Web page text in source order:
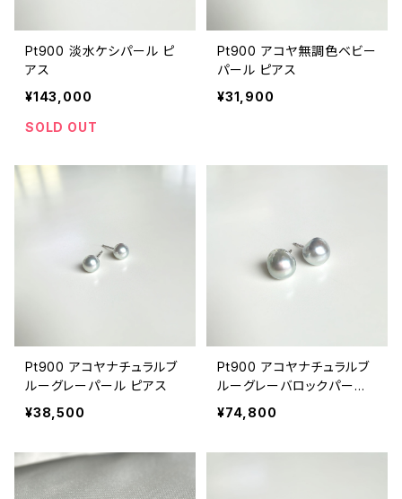
Pt900 淡水ケシパール ピ
アス
¥143,000
SOLD OUT
Pt900 アコヤ無調色ベビー
パール ピアス
¥31,900
Pt900 アコヤナチュラルブ
ルーグレーパール ピアス
¥38,500
Pt900 アコヤナチュラルブ
ルーグレーバロックパール
ピアス
¥74,800